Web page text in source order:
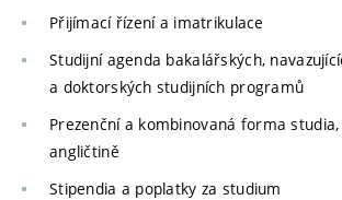
Přijímací řízení a imatrikulace
Studijní agenda bakalářských,
a doktorských studijních programů
Prezenční a kombinovaná forma
angličtině
Stipendia a poplatky za studium